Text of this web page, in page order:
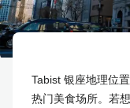
Tabist 银座地理位
热门美食场所。若